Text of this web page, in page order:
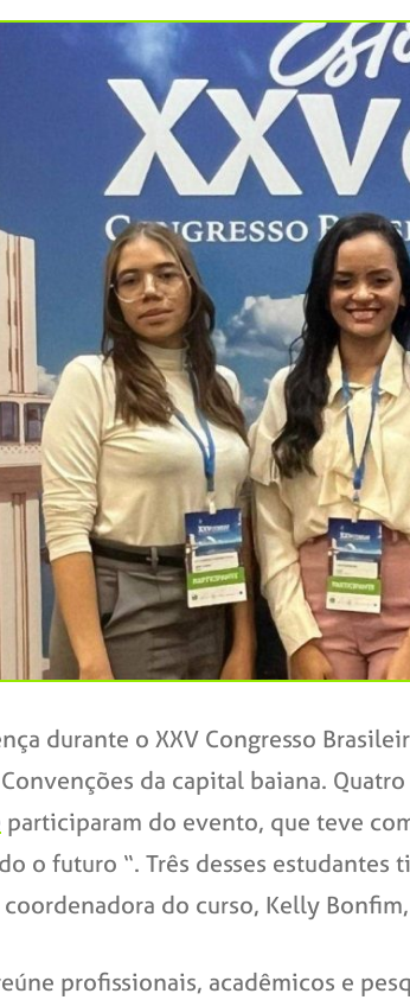
durante o XXV Congresso
da capital baiana.
participaram do evento, que teve
o futuro “. Três desses
do curso, Kelly
reúne profissionais, acadêmicos e